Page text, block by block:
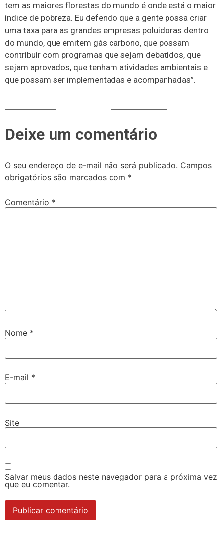
tem as maiores florestas do mundo é onde está o maior
índice de pobreza. Eu defendo que a gente possa criar
uma taxa para as grandes empresas poluidoras dentro
do mundo, que emitem gás carbono, que possam
contribuir com programas que sejam debatidos, que
sejam aprovados, que tenham atividades ambientais e
que possam ser implementadas e acompanhadas”.
Deixe um comentário
O seu endereço de e-mail não será publicado. Campos
obrigatórios são marcados com *
Comentário *
Nome *
E-mail *
Site
Salvar meus dados neste navegador para a próxima vez
que eu comentar.